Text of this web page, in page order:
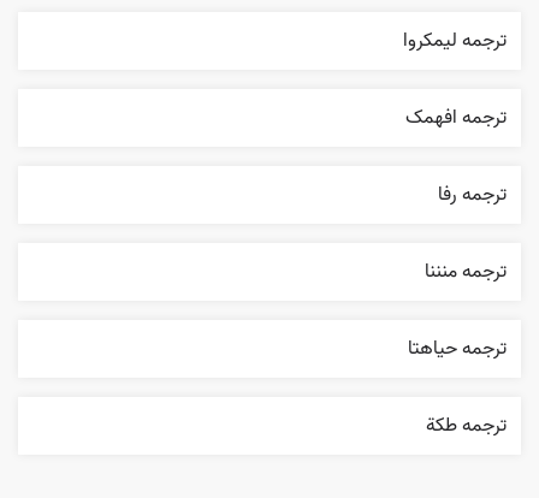
ترجمه ليمکروا
ترجمه افهمک
ترجمه رفا
ترجمه منننا
ترجمه حياهتا
ترجمه طکة